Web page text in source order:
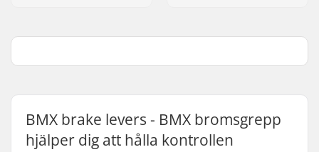
BMX brake levers - BMX bromsgrepp
hjälper dig att hålla kontrollen